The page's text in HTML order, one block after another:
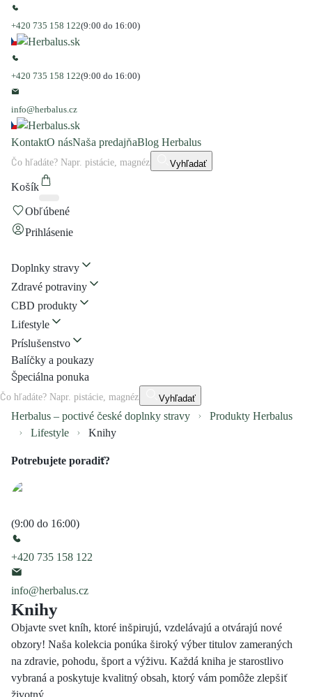
+420 735 158 122(9:00 do 16:00)
+420 735 158 122(9:00 do 16:00)
info@herbalus.cz
KontaktO násNaša predajňaBlog Herbalus
Vyhľadať
Košík
Obľúbené
Prihlásenie
Doplnky stravy
Zdravé potraviny
CBD produkty
Lifestyle
Príslušenstvo
Balíčky a poukazy
Špeciálna ponuka
Vyhľadať
Herbalus – poctivé české doplnky stravy
Produkty Herbalus
Lifestyle
Knihy
Potrebujete poradiť?
(9:00 do 16:00)
+420 735 158 122
info@herbalus.cz
Knihy
Objavte svet kníh, ktoré inšpirujú, vzdelávajú a otvárajú nové
obzory! Naša kolekcia ponúka široký výber titulov zameraných
na zdravie, pohodu, šport a výživu. Každá kniha je starostlivo
vybraná a poskytuje kvalitný obsah, ktorý vám pomôže zlepšiť
životný